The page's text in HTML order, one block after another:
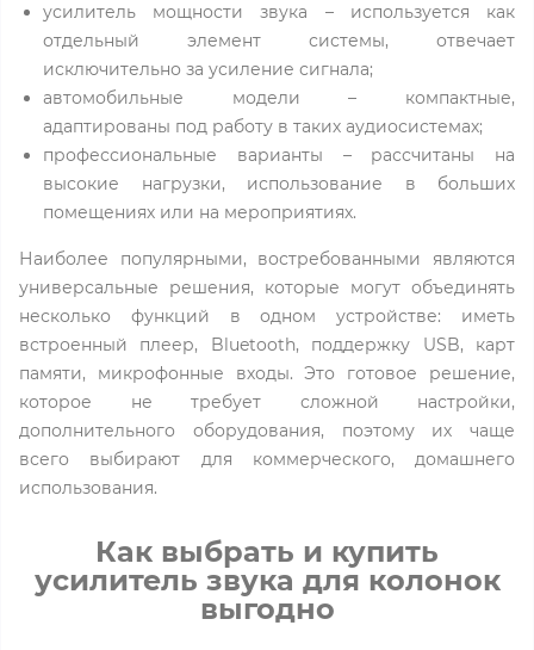
усилитель мощности звука – используется как
отдельный элемент системы, отвечает
исключительно за усиление сигнала;
автомобильные модели – компактные,
адаптированы под работу в таких аудиосистемах;
профессиональные варианты – рассчитаны на
высокие нагрузки, использование в больших
помещениях или на мероприятиях.
Наиболее популярными, востребованными являются
универсальные решения, которые могут объединять
несколько функций в одном устройстве: иметь
встроенный плеер, Bluetooth, поддержку USB, карт
памяти, микрофонные входы. Это готовое решение,
которое не требует сложной настройки,
дополнительного оборудования, поэтому их чаще
всего выбирают для коммерческого, домашнего
использования.
Как выбрать и купить
усилитель звука для колонок
выгодно